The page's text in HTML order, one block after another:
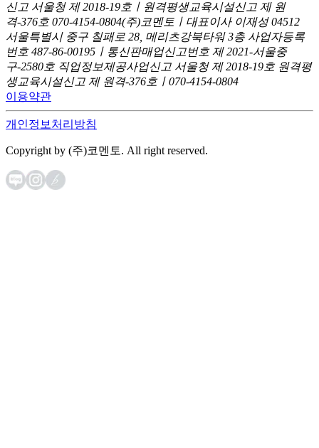
신고 서울청 제 2018-19호ㅣ원격평생교육시설신고 제 원
격-376호 070-4154-0804(주)코멘토ㅣ대표이사 이재성 04512
서울특별시 중구 칠패로 28, 메리츠강북타워 3층 사업자등록
번호 487-86-00195ㅣ통신판매업신고번호 제 2021-서울중
구-2580호 직업정보제공사업신고 서울청 제 2018-19호 원격평
생교육시설신고 제 원격-376호ㅣ070-4154-0804
이용약관
개인정보처리방침
Copyright by (주)코멘토. All right reserved.